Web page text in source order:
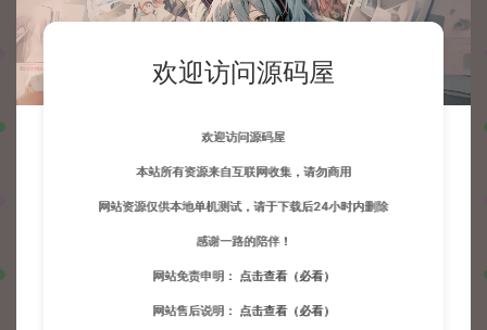
欢迎访问源码屋
欢迎访问源码屋
本站所有资源来自互联网收集，请勿商用
网站资源仅供本地单机测试，请于下载后24小时内删除
感谢一路的陪伴！
网站免责申明： 点击查看（必看）
网站售后说明： 点击查看（必看）